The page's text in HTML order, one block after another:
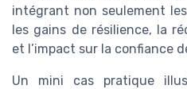
intégrant non seulement
les gains de résilience, la
et l’impact sur la confiance
Un mini cas pratique